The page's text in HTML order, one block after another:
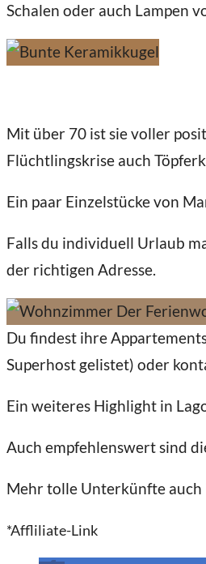
Schalen oder auch Lampen
Mit über 70 ist sie voller
Flüchtlingskrise auch
Ein paar Einzelstücke von
Falls du individuell Urlaub
der richtigen Adresse.
Du findest ihre Appartements
Superhost gelistet) oder
Ein weiteres Highlight in
Auch empfehlenswert sind
Mehr tolle Unterkünfte auch
*Affliliate-Link